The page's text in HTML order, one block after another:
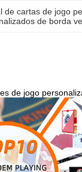
de cartas de jogo
de borda
de jogo